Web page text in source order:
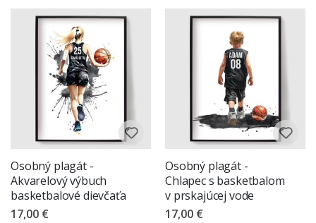
odvážnych grafických dresov až po hravé športové umenie a štylizované
tlače atléta. Každý plagát je vyrobený na objednávku a prispôsobený
vám, takže môžete vytvoriť niečo skutočne jedinečné, čo odráža vašu
lásku k športu - či už je to pre vašu stenu, telocvičňu alebo ako
Osobný plagát -
Akvarelový výbuch
basketbalové dievčaťa
17,00 €
Osobný plagát -
Chlapec s basketbalom
v prskajúcej vode
17,00 €